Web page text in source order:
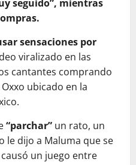
seguido”, mientras
sensaciones por
viralizado en las
cantantes comprando
ubicado en la
“parchar” un rato, un
le dijo a Maluma que se
un juego entre